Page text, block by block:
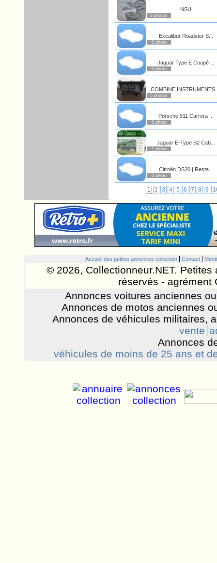
NSU
3 photos
Excalibur Roadster S...
0 photo
Jaguar Type E Coupé ...
0 photo
COMBINE INSTRUMENTS
5 photos
Porsche 911 Carrera ...
0 photo
Jaguar E-Type S2 Cab...
1 photo
Citroën DS20 | Resta...
0 photo
1 2 3 4 5 6 7 8 9
Accueil des petites annonces collection Contact
© 2026, Collectionneur.NET.
réservés - agrément
Annonces voitures anciennes
Annonces de motos anciennes
Annonces de véhicules militaires,
vente
Annonces
véhicules de moins de 25 ans et